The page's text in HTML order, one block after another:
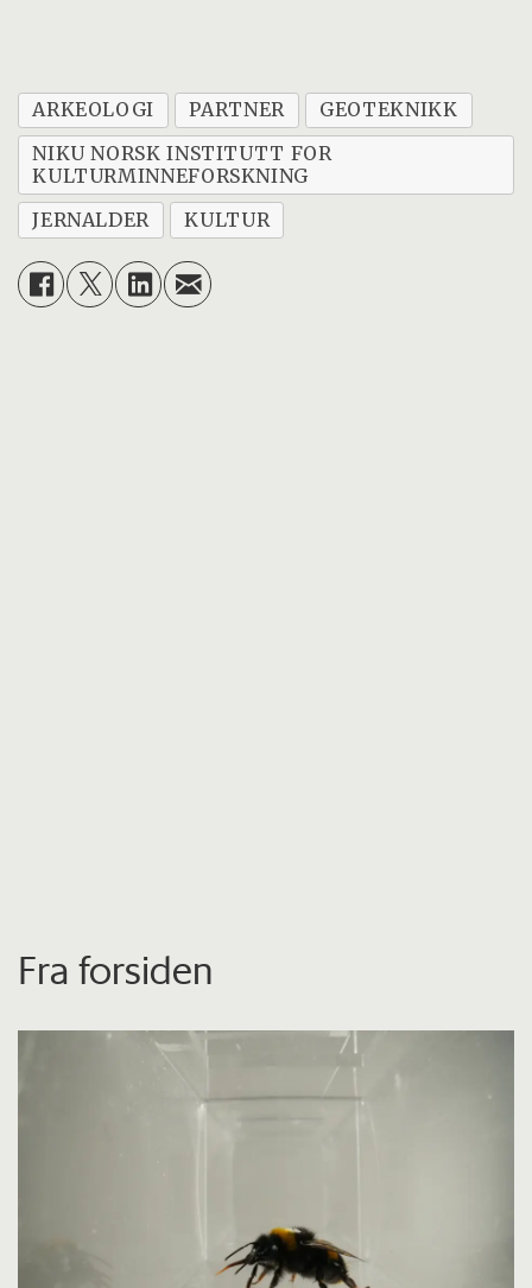
ARKEOLOGI PARTNER
GEOTEKNIKK
NIKU NORSK INSTITUTT FOR
KULTURMINNEFORSKNING
JERNALDER
KULTUR
Fra forsiden